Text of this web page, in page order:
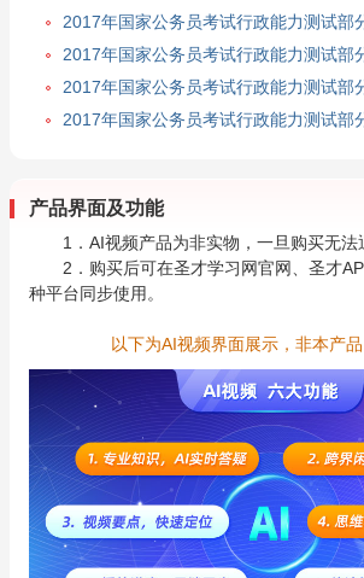
2017年国家公务员考试行政能力测试部
2017年国家公务员考试行政能力测试部
2017年国家公务员考试行政能力测试部
2017年国家公务员考试行政能力测试部
产品界面及功能
1．AI视频产品为非实物，一旦购买无法
2．购买后可在圣才学习网官网、圣才
种平台同步使用。
以下为AI视频界面展示，非本产品